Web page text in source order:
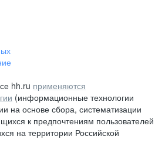
hh.ru применяются
(информационные технологии
на основе сбора, систематизации
к предпочтениям пользователей
на территории Российской